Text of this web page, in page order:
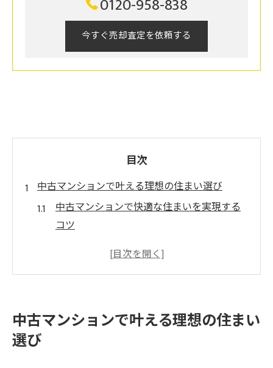
0120-958-838
今すぐ売却査定を依頼する
目次
中古マンションで叶える理想の住まい選び
中古マンションで快適な住まいを実現する
コツ
中古マンション選びで大切な条件を徹底解
理想の生活を叶える中古マンションの選択
中古マンションで叶える理想の住まい
選び